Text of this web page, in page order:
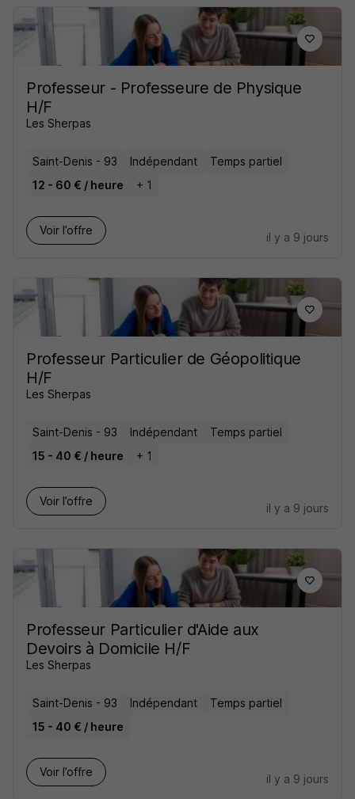
Professeur - Professeure de Physique
H/F
Les Sherpas
Saint-Denis - 93 Indépendant
Temps partiel
12 - 60 € / heure
+ 1
Voir l’offre
il y a 9 jours
Professeur Particulier de Géopolitique
H/F
Les Sherpas
Saint-Denis - 93 Indépendant
Temps partiel
15 - 40 € / heure
+ 1
Voir l’offre
il y a 9 jours
Professeur Particulier d'Aide aux
Devoirs à Domicile H/F
Les Sherpas
Saint-Denis - 93 Indépendant
Temps partiel
15 - 40 € / heure
Voir l’offre
il y a 9 jours